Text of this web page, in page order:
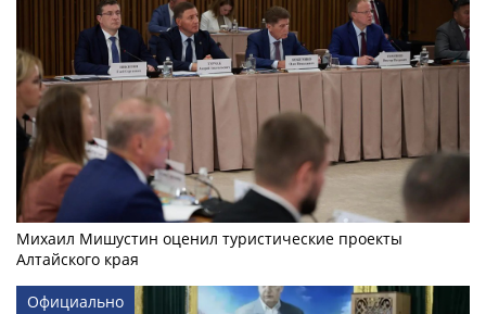
Михаил Мишустин оценил туристические проекты
Алтайского края
Официально